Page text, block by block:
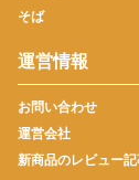
そば
運営情報
お問い合わせ
運営会社
新商品のレビュー